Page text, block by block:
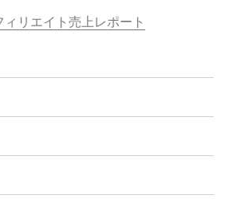
リエイト売上レポート